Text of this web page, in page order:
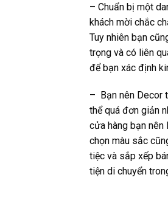
– Chuẩn bị một
khách mời chắc
Tuy nhiên bạn
trọng và có liên
để bạn xác định
– Bạn nên Decor
thể quá đơn giản
cửa hàng bạn
chọn màu sắc
tiệc và sắp xếp
tiện di chuyển